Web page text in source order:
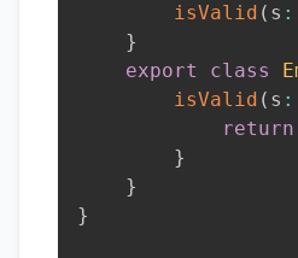
isValid ( s :
}
export
class
isValid ( s :
return
}
}
}